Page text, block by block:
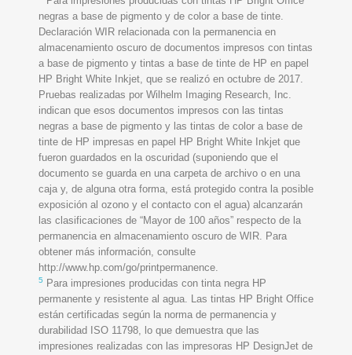
negras a base de pigmento y de color a base de tinte.
Declaración WIR relacionada con la permanencia en
almacenamiento oscuro de documentos impresos con tintas
a base de pigmento y tintas a base de tinte de HP en papel
HP Bright White Inkjet, que se realizó en octubre de 2017.
Pruebas realizadas por Wilhelm Imaging Research, Inc.
indican que esos documentos impresos con las tintas
negras a base de pigmento y las tintas de color a base de
tinte de HP impresas en papel HP Bright White Inkjet que
fueron guardados en la oscuridad (suponiendo que el
documento se guarda en una carpeta de archivo o en una
caja y, de alguna otra forma, está protegido contra la posible
exposición al ozono y el contacto con el agua) alcanzarán
las clasificaciones de “Mayor de 100 años” respecto de la
permanencia en almacenamiento oscuro de WIR. Para
obtener más información, consulte
http://www.hp.com/go/printpermanence.
5
Para impresiones producidas con tinta negra HP
permanente y resistente al agua. Las tintas HP Bright Office
están certificadas según la norma de permanencia y
durabilidad ISO 11798, lo que demuestra que las
impresiones realizadas con las impresoras HP DesignJet de